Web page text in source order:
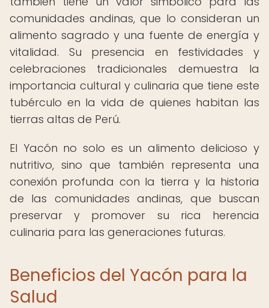
comunidades andinas, que lo consideran un
alimento sagrado y una fuente de energía y
vitalidad. Su presencia en festividades y
celebraciones tradicionales demuestra la
importancia cultural y culinaria que tiene este
tubérculo en la vida de quienes habitan las
tierras altas de Perú.
El Yacón no solo es un alimento delicioso y
nutritivo, sino que también representa una
conexión profunda con la tierra y la historia
de las comunidades andinas, que buscan
preservar y promover su rica herencia
culinaria para las generaciones futuras.
Beneficios del Yacón para la
Salud